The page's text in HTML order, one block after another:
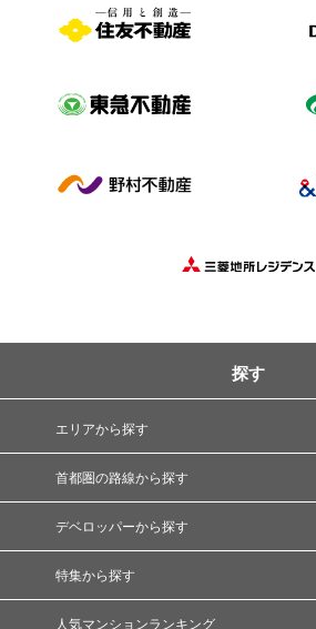
探す
エリアから探す
首都圏の路線から探す
デベロッパーから探す
特集から探す
人気マンションランキング